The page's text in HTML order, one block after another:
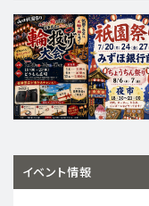
イベント情報